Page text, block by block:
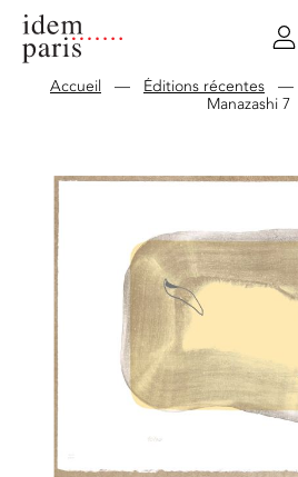
Accueil — Éditions récentes—
Manazashi 7